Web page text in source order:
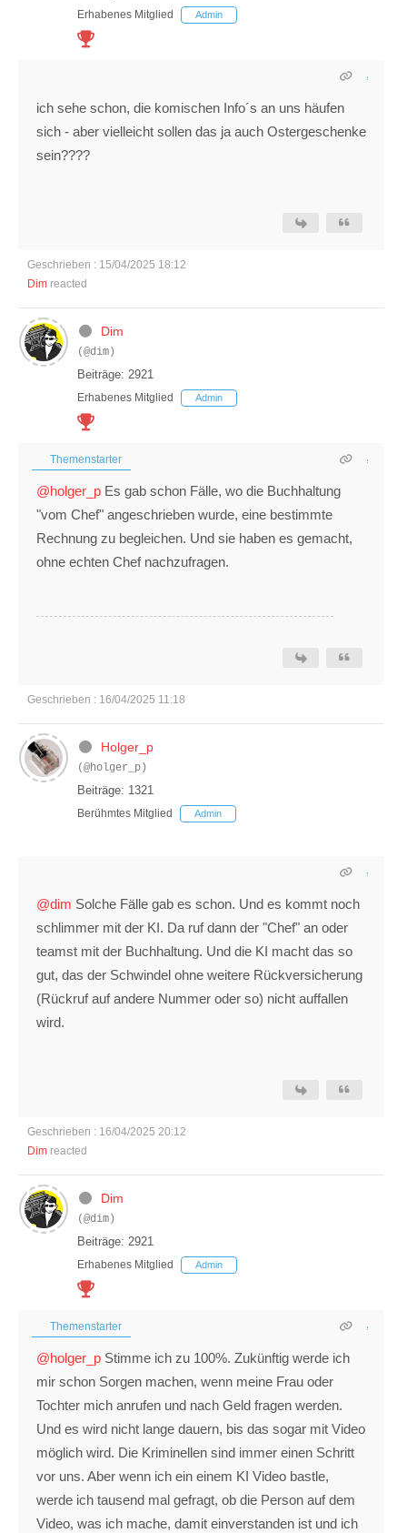
Erhabenes Mitglied Admin
ich sehe schon, die komischen Info´s an uns häufen
sich - aber vielleicht sollen das ja auch Ostergeschenke
sein????
Geschrieben : 15/04/2025 18:12
Dim reacted
Dim
(@dim)
Beiträge: 2921
Erhabenes Mitglied Admin
Themenstarter
@holger_p Es gab schon Fälle, wo die Buchhaltung
"vom Chef" angeschrieben wurde, eine bestimmte
Rechnung zu begleichen. Und sie haben es gemacht,
ohne echten Chef nachzufragen.
Geschrieben : 16/04/2025 11:18
Holger_p
(@holger_p)
Beiträge: 1321
Berühmtes Mitglied Admin
@dim Solche Fälle gab es schon. Und es kommt noch
schlimmer mit der KI. Da ruf dann der "Chef" an oder
teamst mit der Buchhaltung. Und die KI macht das so
gut, das der Schwindel ohne weitere Rückversicherung
(Rückruf auf andere Nummer oder so) nicht auffallen
wird.
Geschrieben : 16/04/2025 20:12
Dim reacted
Dim
(@dim)
Beiträge: 2921
Erhabenes Mitglied Admin
Themenstarter
@holger_p Stimme ich zu 100%. Zukünftig werde ich
mir schon Sorgen machen, wenn meine Frau oder
Tochter mich anrufen und nach Geld fragen werden.
Und es wird nicht lange dauern, bis das sogar mit Video
möglich wird. Die Kriminellen sind immer einen Schritt
vor uns. Aber wenn ich ein einem KI Video bastle,
werde ich tausend mal gefragt, ob die Person auf dem
Video, was ich mache, damit einverstanden ist und ich